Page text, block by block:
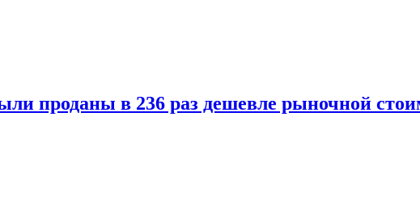
проданы в 236 раз дешевле рыночной